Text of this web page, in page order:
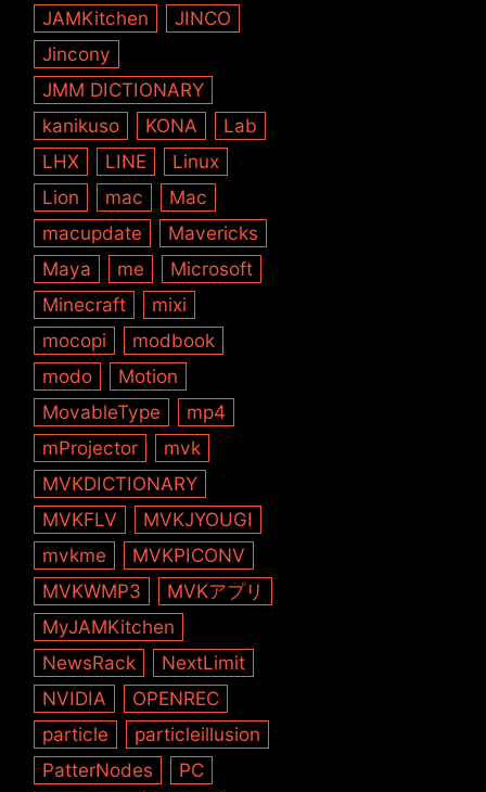
JAMKitchen
JINCO
Jincony
JMM DICTIONARY
kanikuso
KONA
Lab
LHX
LINE
Linux
Lion
mac
Mac
macupdate
Mavericks
Maya
me
Microsoft
Minecraft
mixi
mocopi
modbook
modo
Motion
MovableType
mp4
mProjector
mvk
MVKDICTIONARY
MVKFLV
MVKJYOUGI
mvkme
MVKPICONV
MVKWMP3
MVKアプリ
MyJAMKitchen
NewsRack
NextLimit
NVIDIA
OPENREC
particle
particleillusion
PatterNodes
PC